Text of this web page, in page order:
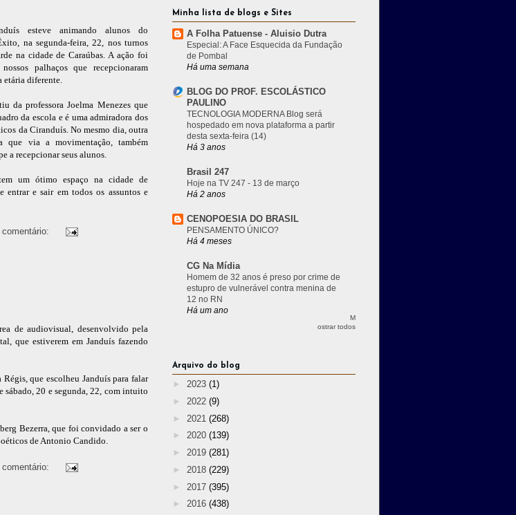
esteve animando alunos do
na segunda-feira, 22, nos turnos
na cidade de Caraúbas. A ação foi
palhaços que recepcionaram
etária diferente.
da professora Joelma Menezes que
da escola e é uma admiradora dos
da Ciranduís. No mesmo dia, outra
que via a movimentação, também
a recepcionar seus alunos.
um ótimo espaço na cidade de
entrar e sair em todos os assuntos e
comentário:
de audiovisual, desenvolvido pela
que estiverem em Janduís fazendo
que escolheu Janduís para falar
20 e segunda, 22, com intuito
Bezerra, que foi convidado a ser o
de Antonio Candido.
comentário:
Minha lista de blogs e Sites
A Folha Patuense - Aluisio Dutra
Especial: A Face Esquecida da Fundação
de Pombal
Há uma semana
BLOG DO PROF. ESCOLÁSTICO
PAULINO
TECNOLOGIA MODERNA Blog será
hospedado em nova plataforma a partir
desta sexta-feira (14)
Há 3 anos
Brasil 247
Hoje na TV 247 - 13 de março
Há 2 anos
CENOPOESIA DO BRASIL
PENSAMENTO ÚNICO?
Há 4 meses
CG Na Mídia
Homem de 32 anos é preso por crime de
estupro de vulnerável contra menina de
12 no RN
Há um ano
M
ostrar todos
Arquivo do blog
► 2023 (1)
► 2022 (9)
► 2021 (268)
► 2020 (139)
► 2019 (281)
► 2018 (229)
► 2017 (395)
► 2016 (438)